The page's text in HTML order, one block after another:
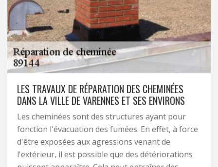
LES TRAVAUX DE RÉPARATION DES CHEMINÉES
DANS LA VILLE DE VARENNES ET SES ENVIRONS
Les cheminées sont des structures ayant pour
fonction l'évacuation des fumées. En effet, à force
d'être exposées aux agressions venant de
l'extérieur, il est possible que des détériorations